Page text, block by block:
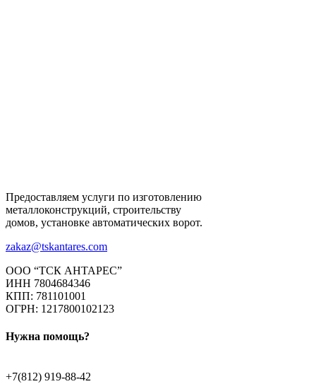
Предоставляем услуги по изготовлению
металлоконструкций, строительству
домов, установке автоматических ворот.
zakaz@tskantares.com
ООО “ТСК АНТАРЕС”
ИНН 7804684346
КПП: 781101001
ОГРН: 1217800102123
Нужна помощь?
+7(812) 919-88-42